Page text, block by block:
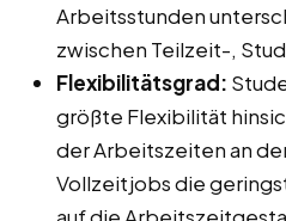
Arbeitsstunden
zwischen Teilzeit-,
Flexibilitätsgrad:
größte Flexibilität
der Arbeitszeiten an
Vollzeitjobs die